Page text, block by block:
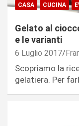
CASA CUCINA
Gelato al
e le varianti
6 Luglio 2017
Scopriamo la
gelatiera. Per